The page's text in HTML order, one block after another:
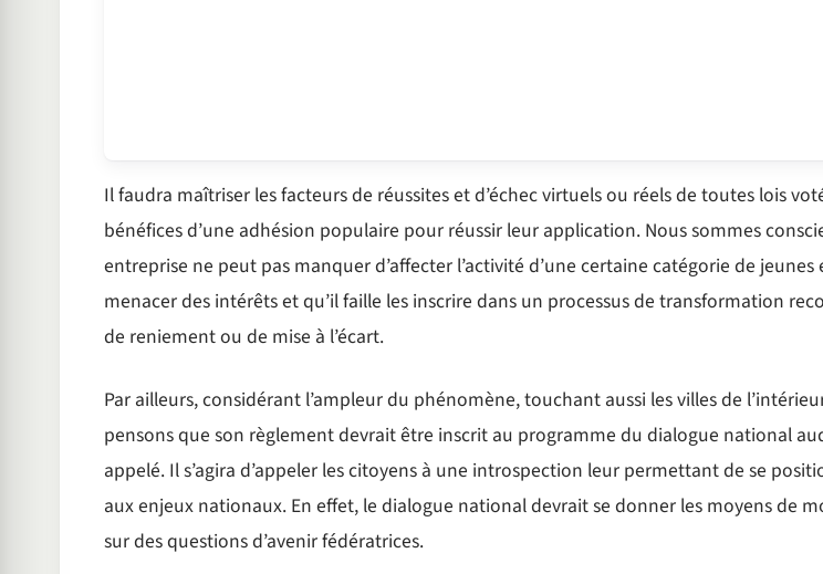
Il faudra maîtriser les facteurs de réussites et d’échec virtuels ou réels de toutes lois
bénéfices d’une adhésion populaire pour réussir leur application. Nous sommes
entreprise ne peut pas manquer d’affecter l’activité d’une certaine catégorie de jeunes
menacer des intérêts et qu’il faille les inscrire dans un processus de transformation
de reniement ou de mise à l’écart.
Par ailleurs, considérant l’ampleur du phénomène, touchant aussi les villes de
pensons que son règlement devrait être inscrit au programme du dialogue national
appelé. Il s’agira d’appeler les citoyens à une introspection leur permettant de se
aux enjeux nationaux. En effet, le dialogue national devrait se donner les moyens de
sur des questions d’avenir fédératrices.